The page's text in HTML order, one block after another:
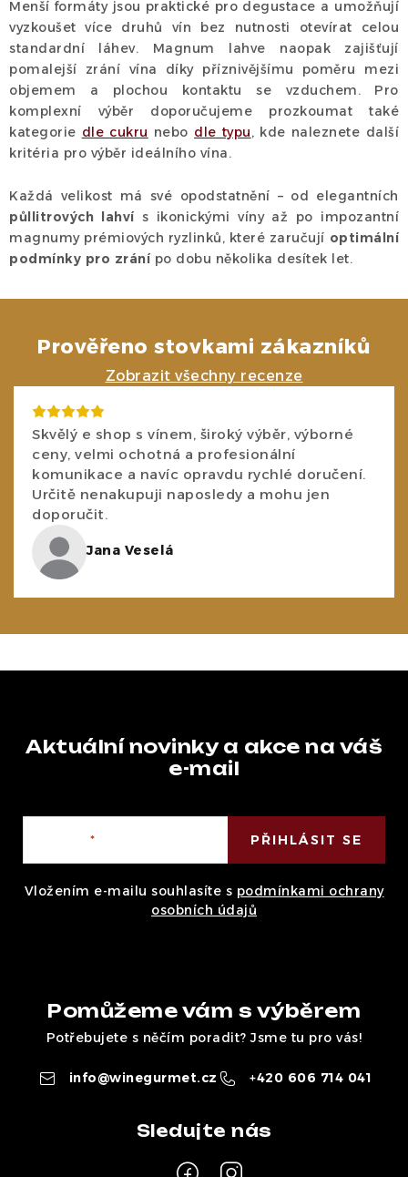
i
s
u
Menší formáty jsou praktické pro degustace a umožňují
vyzkoušet více druhů vín bez nutnosti otevírat celou
standardní láhev. Magnum lahve naopak zajišťují
pomalejší zrání vína díky příznivějšímu poměru mezi
objemem a plochou kontaktu se vzduchem. Pro
komplexní výběr doporučujeme prozkoumat také
kategorie dle cukru nebo dle typu, kde naleznete další
kritéria pro výběr ideálního vína.
Každá velikost má své opodstatnění – od elegantních
půllitrových lahvís ikonickými víny až po impozantní
magnumy prémiových ryzlinků, které zaručují optimální
podmínky pro zránípo dobu několika desítek let.
Prověřeno stovkami zákazníků
Zobrazit všechny recenze
Skvělý e shop s vínem, široký výběr, výborné
ceny, velmi ochotná a profesionální
komunikace a navíc opravdu rychlé doručení.
Určitě nenakupuji naposledy a mohu jen
doporučit.
Jana Veselá
Pomůžeme vám s výběrem
Potřebujete s něčím poradit? Jsme tu pro vás!
info@winegurmet.cz +420 606 714 041
Aktuální novinky a akce na váš
e-mail
Vložením e-mailu souhlasíte s podmínkami ochrany
osobních údajů
PŘIHLÁSIT SE